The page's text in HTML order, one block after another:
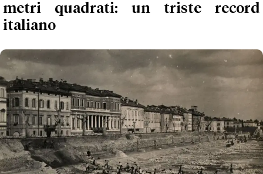
metri quadrati: un triste record
italiano